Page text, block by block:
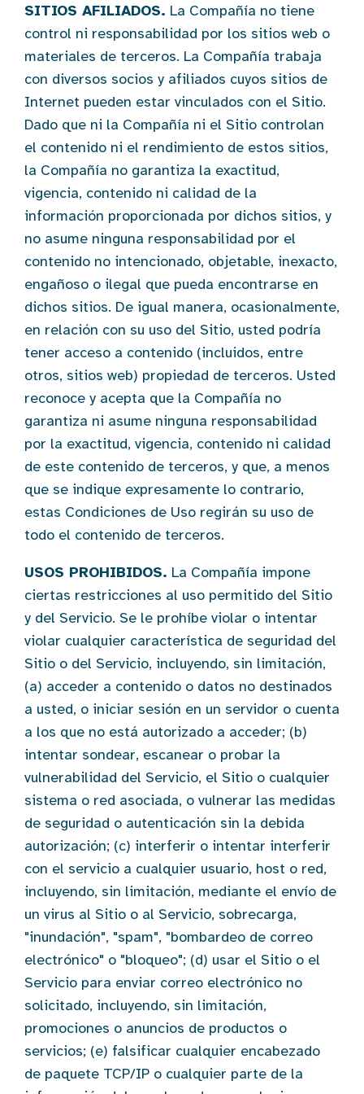
SITIOS AFILIADOS. La Compañía no tiene
control ni responsabilidad por los sitios web o
materiales de terceros. La Compañía trabaja
con diversos socios y afiliados cuyos sitios de
Internet pueden estar vinculados con el Sitio.
Dado que ni la Compañía ni el Sitio controlan
el contenido ni el rendimiento de estos sitios,
la Compañía no garantiza la exactitud,
vigencia, contenido ni calidad de la
información proporcionada por dichos sitios, y
no asume ninguna responsabilidad por el
contenido no intencionado, objetable, inexacto,
engañoso o ilegal que pueda encontrarse en
dichos sitios. De igual manera, ocasionalmente,
en relación con su uso del Sitio, usted podría
tener acceso a contenido (incluidos, entre
otros, sitios web) propiedad de terceros. Usted
reconoce y acepta que la Compañía no
garantiza ni asume ninguna responsabilidad
por la exactitud, vigencia, contenido ni calidad
de este contenido de terceros, y que, a menos
que se indique expresamente lo contrario,
estas Condiciones de Uso regirán su uso de
todo el contenido de terceros.
USOS PROHIBIDOS. La Compañía impone
ciertas restricciones al uso permitido del Sitio
y del Servicio. Se le prohíbe violar o intentar
violar cualquier característica de seguridad del
Sitio o del Servicio, incluyendo, sin limitación,
(a) acceder a contenido o datos no destinados
a usted, o iniciar sesión en un servidor o cuenta
a los que no está autorizado a acceder; (b)
intentar sondear, escanear o probar la
vulnerabilidad del Servicio, el Sitio o cualquier
sistema o red asociada, o vulnerar las medidas
de seguridad o autenticación sin la debida
autorización; (c) interferir o intentar interferir
con el servicio a cualquier usuario, host o red,
incluyendo, sin limitación, mediante el envío de
un virus al Sitio o al Servicio, sobrecarga,
"inundación", "spam", "bombardeo de correo
electrónico" o "bloqueo"; (d) usar el Sitio o el
Servicio para enviar correo electrónico no
solicitado, incluyendo, sin limitación,
promociones o anuncios de productos o
servicios; (e) falsificar cualquier encabezado
de paquete TCP/IP o cualquier parte de la